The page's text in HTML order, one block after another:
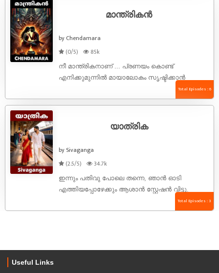
വിവാഹാഘോഷങ്ങൾ നിറഞ്ഞ ഒരു ...
മാന്ത്രികൻ
by Chendamara
(0/5)
85k
നീ മാന്ത്രികനാണ് ... പ്രണയം കൊണ്ട്
എനിക്കുമുന്നിൽ മായാലോകം സൃഷ്ടിക്കാൻ
പ്രണയമന്ത്രങ്ങൾ എനിക്കുമേൽ
ചേരട്ടെ.... ഇതു ...
Total Episodes : 6
യാത്രിക
by Sivaganga
(2.5/5)
34.7k
ഇന്നും പതിവു പോലെ തന്നെ, ഞാൻ ഓടി
എത്തിയപ്പോഴേക്കും ആശാൻ സ്റ്റേഷൻ വിട്ടു.
ഇനിയിപ്പോൾ ഓടിയിട്ടെന്തിനാ, പതിയെ നടക്കാം.
ഞാൻ എന്റെ ഓട്ടത്തെ നടത്തത്തിലേക്ക്
Total Episodes : 3
Useful Links